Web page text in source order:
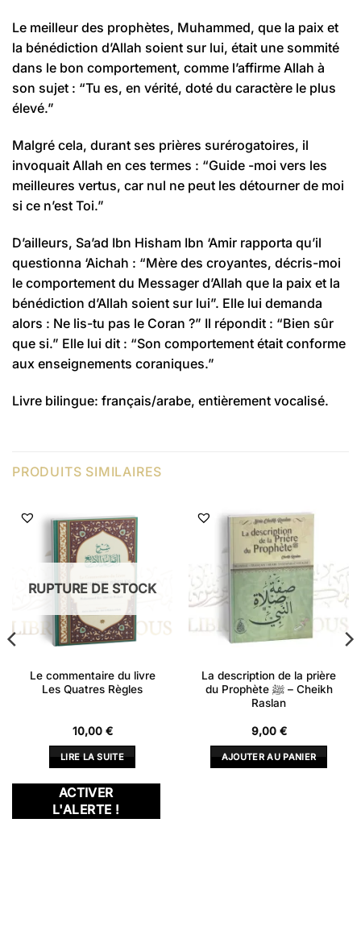
Le meilleur des prophètes, Muhammed, que la paix et
la bénédiction d’Allah soient sur lui, était une sommité
dans le bon comportement, comme l’affirme Allah à
son sujet : “Tu es, en vérité, doté du caractère le plus
élevé.”
Malgré cela, durant ses prières surérogatoires, il
invoquait Allah en ces termes : “Guide -moi vers les
meilleures vertus, car nul ne peut les détourner de moi
si ce n’est Toi.”
D’ailleurs, Sa’ad Ibn Hisham Ibn ‘Amir rapporta qu’il
questionna ‘Aichah : “Mère des croyantes, décris-moi
le comportement du Messager d’Allah que la paix et la
bénédiction d’Allah soient sur lui”. Elle lui demanda
alors : Ne lis-tu pas le Coran ?” Il répondit : “Bien sûr
que si.” Elle lui dit : “Son comportement était conforme
aux enseignements coraniques.”
Livre bilingue: français/arabe, entièrement vocalisé.
PRODUITS SIMILAIRES
RUPTURE DE STOCK
Le commentaire du livre
Les Quatres Règles
10,00 €
LIRE LA SUITE
ACTIVER
L'ALERTE !
La description de la prière
du Prophète ﷺ – Cheikh
Raslan
9,00 €
AJOUTER AU PANIER